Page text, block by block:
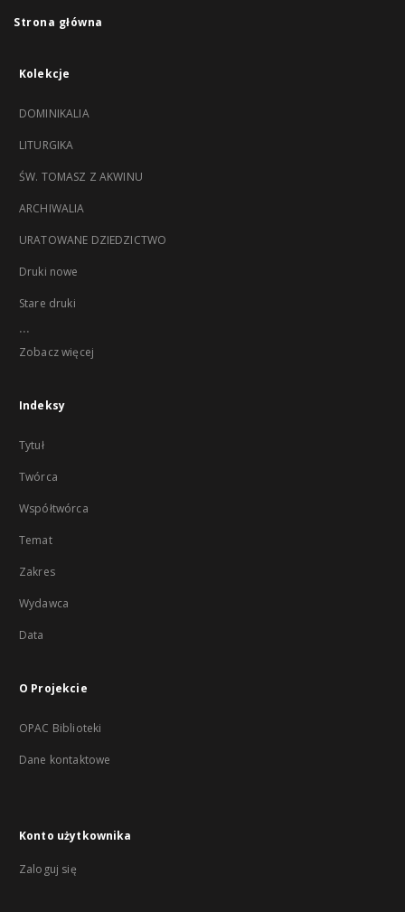
Strona główna
Kolekcje
DOMINIKALIA
LITURGIKA
ŚW. TOMASZ Z AKWINU
ARCHIWALIA
URATOWANE DZIEDZICTWO
Druki nowe
Stare druki
...
Zobacz więcej
Indeksy
Tytuł
Twórca
Współtwórca
Temat
Zakres
Wydawca
Data
O Projekcie
OPAC Biblioteki
Dane kontaktowe
Konto użytkownika
Zaloguj się